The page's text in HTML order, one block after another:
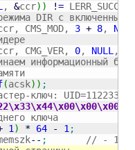
, &ccr) ) != LERR_SUCCESS
DIR с включенным
CMS_MOD, 3 + 8, NULL
CMG_VER, 0, NULL ,
информационный байт
(acsk) ) ;
ключ: UID=11223344,
\x33\x44\x00\x00\x00
ключа
1 ) * 64 - 1 ;
-- ;
// - 1 для